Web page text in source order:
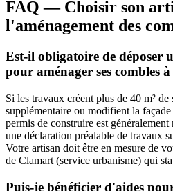
FAQ — Choisir son
l'aménagement des
Est-il obligatoire de déposer
pour aménager ses combles
Si les travaux créent plus de 40 m²
supplémentaire ou modifient la
permis de construire est
une déclaration préalable de travaux
Votre artisan doit être en mesure de
de Clamart (service urbanisme) qui
Puis-je bénéficier d'aides